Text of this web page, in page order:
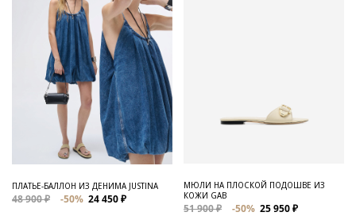
ПЛАТЬЕ-БАЛЛОН ИЗ ДЕНИМА JUSTINA
48 900 ₽ -50% 24 450 ₽
МЮЛИ НА ПЛОСКОЙ ПОДОШВЕ ИЗ
КОЖИ GAB
51 900 ₽ -50% 25 950 ₽